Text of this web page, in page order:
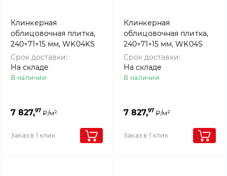
Клинкерная
облицовочная плитка,
240×71×15 мм, WK04KS
Rotbraunbunt Kohle
Spezial, Westerwalder
klinker
Срок доставки:
На складе
В наличии
7 827,97 ₽/м²
Заказ в 1 клик
Клинкерная
облицовочная плитка,
240×71×15 мм, WK04S
Rotbraunbunt Spezial,
Westerwalder klinker
Срок доставки:
На складе
В наличии
7 827,97 ₽/м²
Заказ в 1 клик